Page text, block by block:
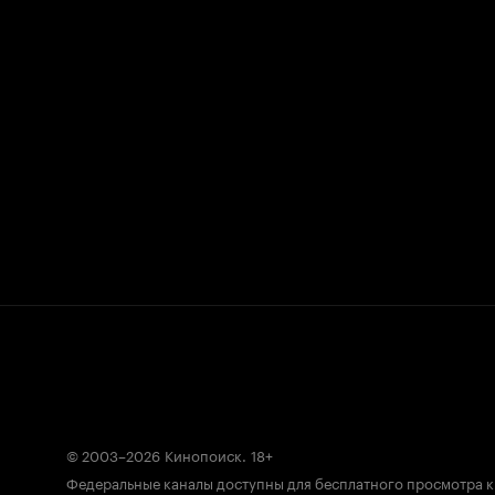
© 2003–2026 Кинопоиск. 18+
Федеральные каналы доступны для бесплатного просмотра